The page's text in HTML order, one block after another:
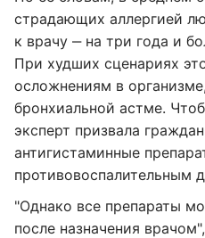
страдающих аллергией
к врачу ‒ на три года и
При худших сценариях
осложнениям в
бронхиальной астме.
эксперт призвала
антигистаминные
противовоспалительным
"Однако все препараты
после назначения